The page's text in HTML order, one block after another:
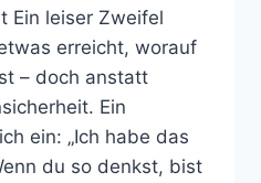
Ein leiser Zweifel
erreicht, worauf
– doch anstatt
Ein
ein: „Ich habe das
du so denkst, bist